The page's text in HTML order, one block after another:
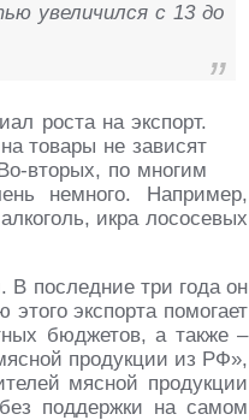
увеличился с 13 до
роста на экспорт.
товары не зависят
вторых, по многим
немного. Например,
икра лососевых
В последние три года он
экспорта помогает
бюджетов, а также –
продукции из РФ»,
мясной продукции
поддержки на самом